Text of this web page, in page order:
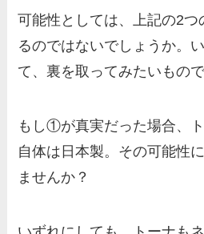
可能性としては、上記の2
るのではないでしょうか。
て、裏を取ってみたいもので
もし①が真実だった場合、
自体は日本製。その可能性
ませんか？